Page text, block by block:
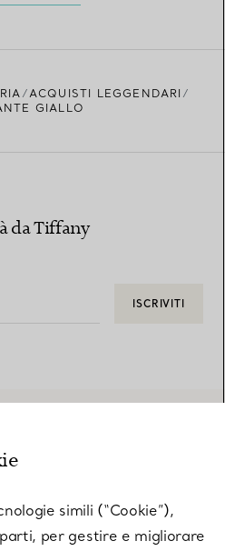
ACQUISTI LEGGENDARI
GIALLO
da Tiffany
ISCRIVITI
simili (“Cookie”),
per gestire e migliorare